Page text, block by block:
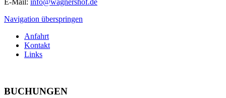
E-Mail: info@wagnershof.de
Navigation überspringen
Anfahrt
Kontakt
Links
BUCHUNGEN